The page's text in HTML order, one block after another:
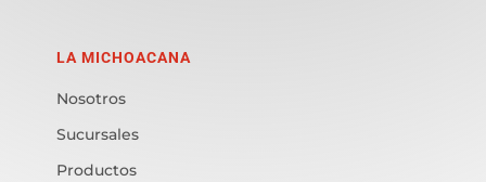
LA MICHOACANA
Nosotros
Sucursales
Productos